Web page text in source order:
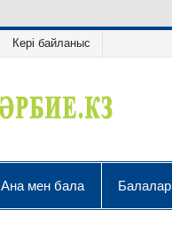
Кері байланыс
Ана мен бала Балалар